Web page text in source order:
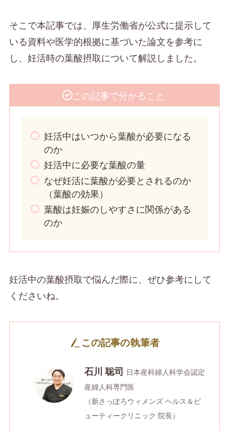
そこで本記事では、厚生労働省が公式に提示して
いる資料や医学的根拠に基づいた論文を参考に
し、妊活時の葉酸摂取について解説しました。
この記事で分かること
妊活中はいつから葉酸が必要になる
のか
妊活中に必要な葉酸の量
なぜ妊活に葉酸が必要とされるのか
（葉酸の効果）
葉酸は妊娠のしやすさに関係がある
のか
妊活中の葉酸摂取で悩んだ際に、ぜひ参考にして
くださいね。
この記事の執筆者
石川 聡司 日本産科婦人科学会認定
産婦人科専門医
（新さっぽろウィメンズ ヘルス＆ビ
ューティークリニック 院長）